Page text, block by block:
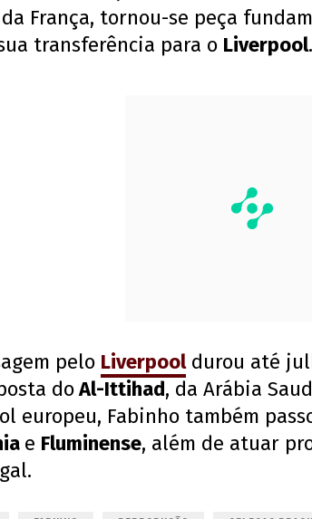
França, tornou-se peça
transferência para o Liverpool.
pelo Liverpooldurou até
doAl-Ittihad, da Arábia
europeu, Fabinho também
e Fluminense, além de atuar